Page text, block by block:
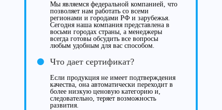
Мы являемся федеральной компанией, что
позволяет нам работать со всеми
регионами и городами РФ и зарубежья.
Сегодня наша компания представлена в
восьми городах страны, а менеджеры
всегда готовы обсудить все вопросы
любым удобным для вас способом.
Что дает сертификат?
Если продукция не имеет подтверждения
качества, она автоматически переходит в
более низкую ценовую категорию и,
следовательно, теряет возможность
развития.